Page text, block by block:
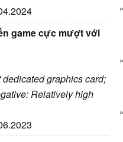
game cực mượt với
graphics card;
Relatively high